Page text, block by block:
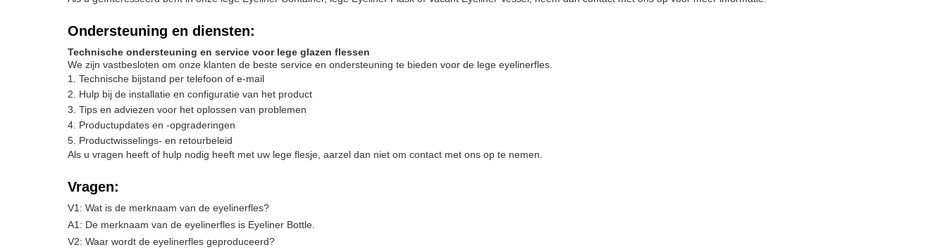
Ondersteuning en diensten:
Technische ondersteuning en service voor lege glazen flessen
We zijn vastbesloten om onze klanten de beste service en ondersteuning te bieden voor de lege eyelinerfles.
Technische bijstand per telefoon of e-mail
Hulp bij de installatie en configuratie van het product
Tips en adviezen voor het oplossen van problemen
Productupdates en -opgraderingen
Productwisselings- en retourbeleid
Als u vragen heeft of hulp nodig heeft met uw lege flesje, aarzel dan niet om contact met ons op te nemen.
Vragen:
V1: Wat is de merknaam van de eyelinerfles?
A1: De merknaam van de eyelinerfles is Eyeliner Bottle.
V2: Waar wordt de eyelinerfles geproduceerd?